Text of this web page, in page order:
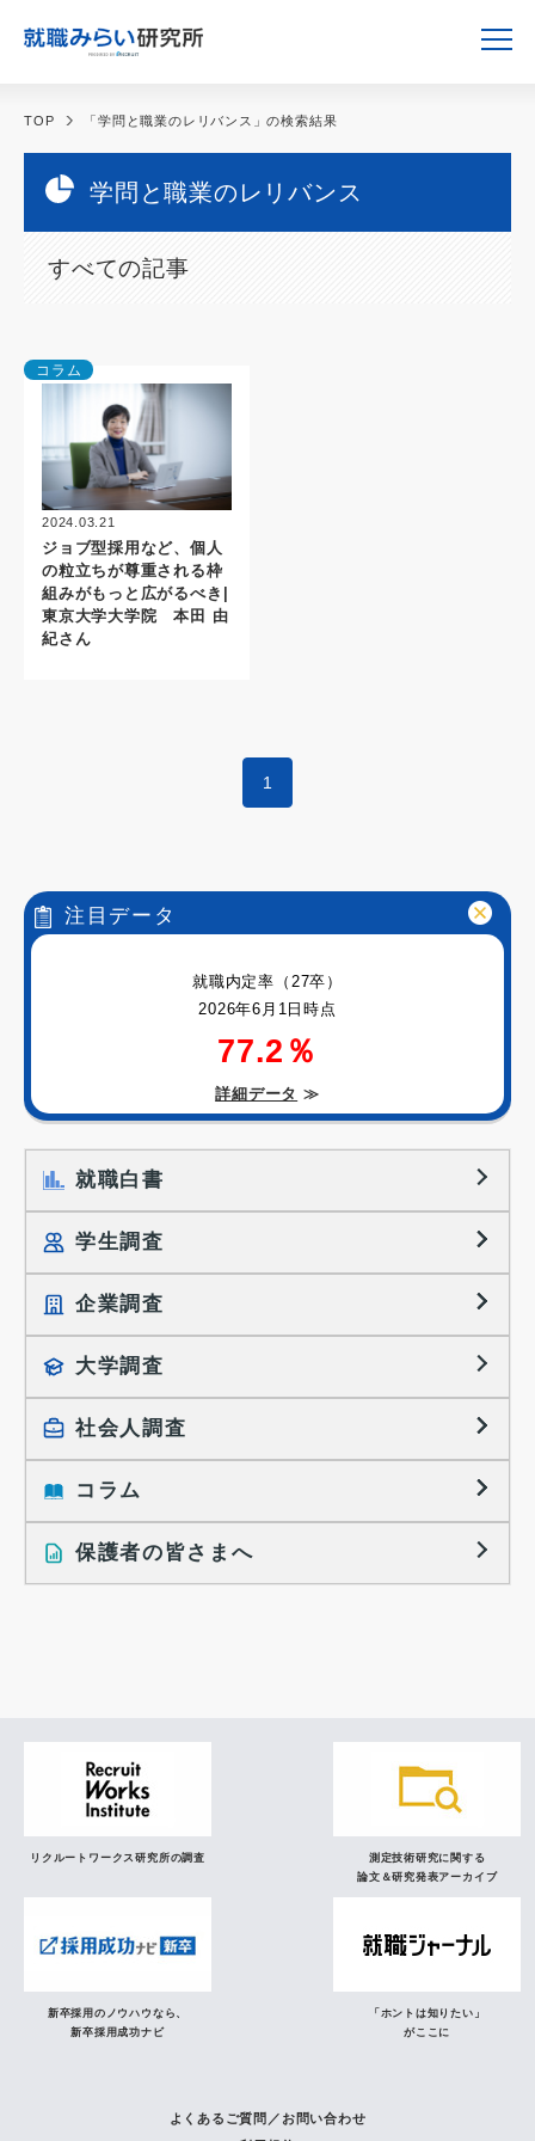
TOP 「学問と職業のレリバンス」の検索結果
学問と職業のレリバンス
すべての記事
コラム
2024.03.21
ジョブ型採用など、個人
の粒立ちが尊重される枠
組みがもっと広がるべき|
東京大学大学院 本田 由
紀さん
1
注目データ
就職内定率（27卒）
2026年6月1日時点
77.2％
詳細データ ≫
就職白書
学生調査
就職プロセス調査
就職活動TOPICS
大学生の実態調査
働きたい組織の特徴
大学生の地域間移動レポート
就職活動に関するレポート
企業調査
採用に関する調査
採用活動に関するレポート
大学調査
社会人調査
就職活動と入社後の就業
就業レディネス研究
コラム
インタビュー記事
保護者の皆さまへ
リクルートワークス研究所の調査
測定技術研究に関する
論文＆研究発表アーカイブ
新卒採用のノウハウなら、
新卒採用成功ナビ
「ホントは知りたい」
がここに
よくあるご質問／お問い合わせ